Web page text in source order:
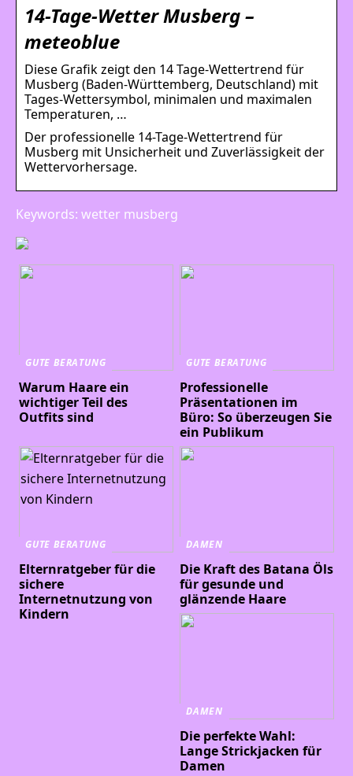
14-Tage-Wetter Musberg –
meteoblue
Diese Grafik zeigt den 14 Tage-Wettertrend für
Musberg (Baden-Württemberg, Deutschland) mit
Tages-Wettersymbol, minimalen und maximalen
Temperaturen, …
Der professionelle 14-Tage-Wettertrend für
Musberg mit Unsicherheit und Zuverlässigkeit der
Wettervorhersage.
Keywords: wetter musberg
GUTE BERATUNG
Warum Haare ein
wichtiger Teil des
Outfits sind
GUTE BERATUNG
Professionelle
Präsentationen im
Büro: So überzeugen Sie
ein Publikum
GUTE BERATUNG
Elternratgeber für die
sichere
Internetnutzung von
Kindern
DAMEN
Die Kraft des Batana Öls
für gesunde und
glänzende Haare
DAMEN
Die perfekte Wahl:
Lange Strickjacken für
Damen